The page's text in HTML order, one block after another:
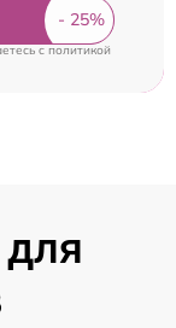
c политикой